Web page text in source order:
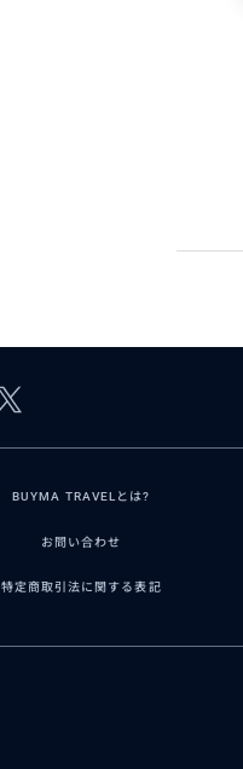
BUYMA TRAVELとは?
お問い合わせ
特定商取引法に関する表記